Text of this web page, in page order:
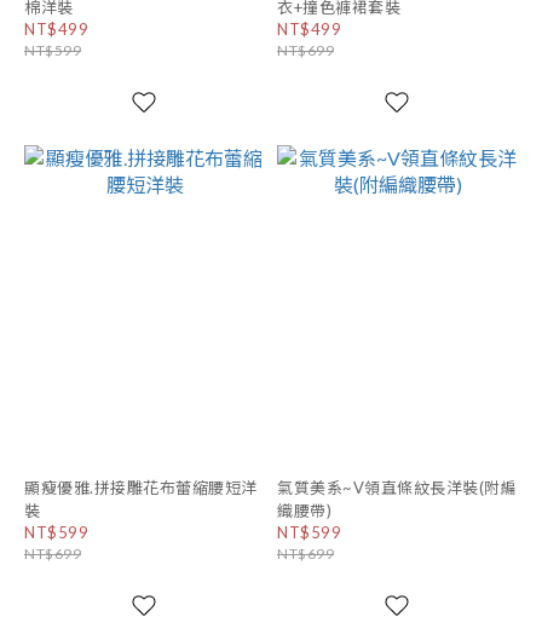
棉洋裝
NT$499
NT$599
衣+撞色褲裙套裝
NT$499
NT$699
顯瘦優雅.拼接雕花布蕾縮腰短洋
裝
NT$599
NT$699
氣質美系~V領直條紋長洋裝(附編
織腰帶)
NT$599
NT$699